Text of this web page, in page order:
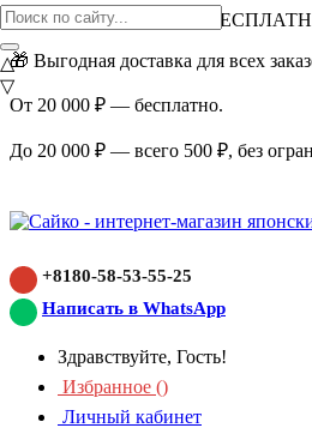
ВНИМАНИЕ АКЦИЯ!
🎁 Выгодная доставка для всех
От 20 000 ₽ — бесплатно.
До 20 000 ₽ — всего 500 ₽, без
+8180-58-53-55-25
Написать в WhatsApp
Здравствуйте, Гость!
Избранное ()
Личный кабинет
△
▽